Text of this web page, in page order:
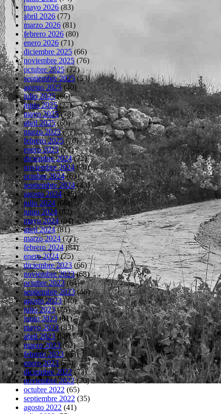
mayo 2026 (83)
abril 2026 (77)
marzo 2026 (81)
febrero 2026 (80)
enero 2026 (71)
diciembre 2025 (66)
noviembre 2025 (76)
octubre 2025(72)
septiembre 2025(53)
agosto 2025(40)
julio 2025(66)
junio 2025(77)
mayo 2025(78)
abril 2025(69)
marzo 2025(77)
febrero 2025(70)
enero 2025(71)
diciembre 2024(72)
noviembre 2024(70)
octubre 2024(63)
septiembre 2024(43)
agosto 2024(45)
julio 2024 (66)
junio 2024 (82)
mayo 2024(84)
abril 2024(81)
marzo 2024(77)
febrero 2024(84)
enero 2024(75)
diciembre 2023(66)
noviembre 2023(68)
octubre 2023(64)
septiembre 2023(46)
agosto 2023(46)
julio 2023(75)
junio 2023(81)
mayo 2023(83)
abril 2023(66)
marzo 2023(62)
febrero 2023(63)
enero 2023(74)
diciembre 2022(73)
noviembre 2022(76)
octubre 2022 (65)
septiembre 2022 (35)
agosto 2022 (41)